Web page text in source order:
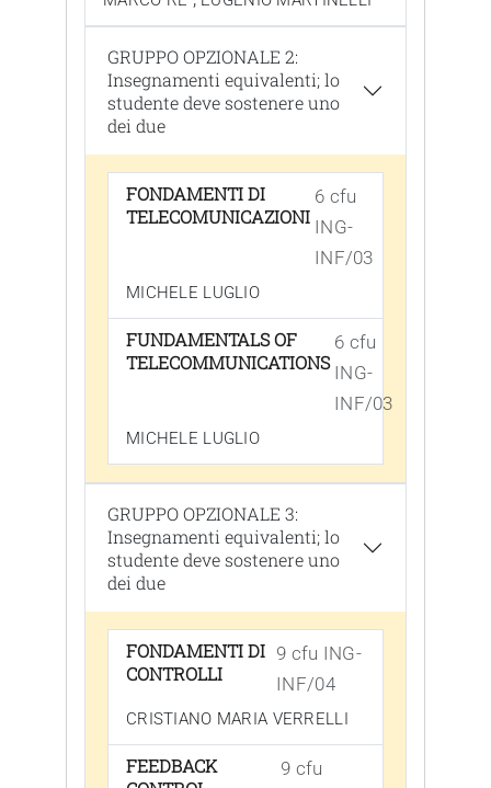
GRUPPO OPZIONALE 2:
Insegnamenti equivalenti; lo
studente deve sostenere uno
dei due
FONDAMENTI DI
TELECOMUNICAZIONI
6 cfu
ING-
INF/03
MICHELE LUGLIO
FUNDAMENTALS OF
TELECOMMUNICATIONS
6 cfu
ING-
INF/03
MICHELE LUGLIO
GRUPPO OPZIONALE 3:
Insegnamenti equivalenti; lo
studente deve sostenere uno
dei due
FONDAMENTI DI
CONTROLLI
9 cfu ING-
INF/04
CRISTIANO MARIA VERRELLI
FEEDBACK
9 cfu